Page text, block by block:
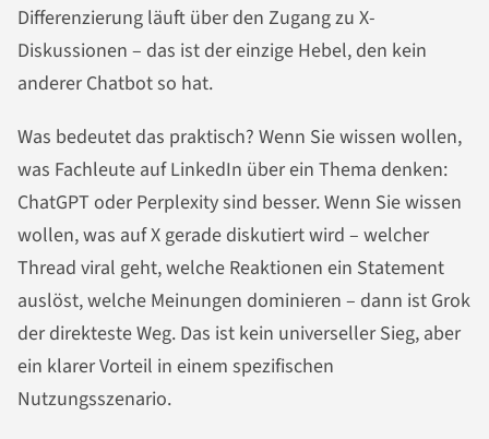
Differenzierung läuft über den Zugang zu X-
Diskussionen – das ist der einzige Hebel, den kein
anderer Chatbot so hat.
Was bedeutet das praktisch? Wenn Sie wissen wollen,
was Fachleute auf LinkedIn über ein Thema denken:
ChatGPT oder Perplexity sind besser. Wenn Sie wissen
wollen, was auf X gerade diskutiert wird – welcher
Thread viral geht, welche Reaktionen ein Statement
auslöst, welche Meinungen dominieren – dann ist Grok
der direkteste Weg. Das ist kein universeller Sieg, aber
ein klarer Vorteil in einem spezifischen
Nutzungsszenario.